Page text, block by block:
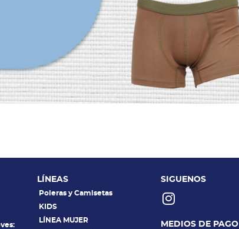
LÍNEAS
Poleras y Camisetas
KIDS
LÍNEA MUJER
SIGUENOS
MEDIOS DE PAGO